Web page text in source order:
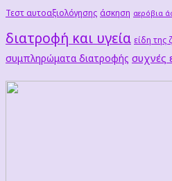
Τεστ αυτοαξιολόγησης άσκηση αερόβια
διατροφή και υγεία είδη της
συμπληρώματα διατροφής συχνές